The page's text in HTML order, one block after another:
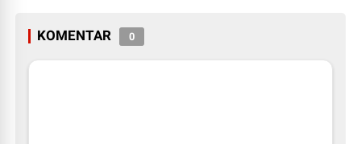
KOMENTAR 0